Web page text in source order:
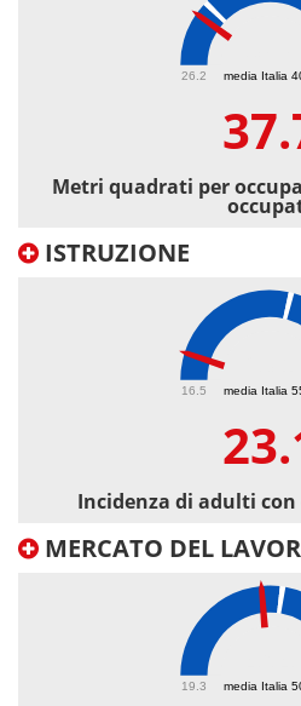
media Italia
26.2
Metri quadrati per
ISTRUZIONE
media Italia
16.5
Incidenza di adulti
MERCATO DEL
media Italia
19.3